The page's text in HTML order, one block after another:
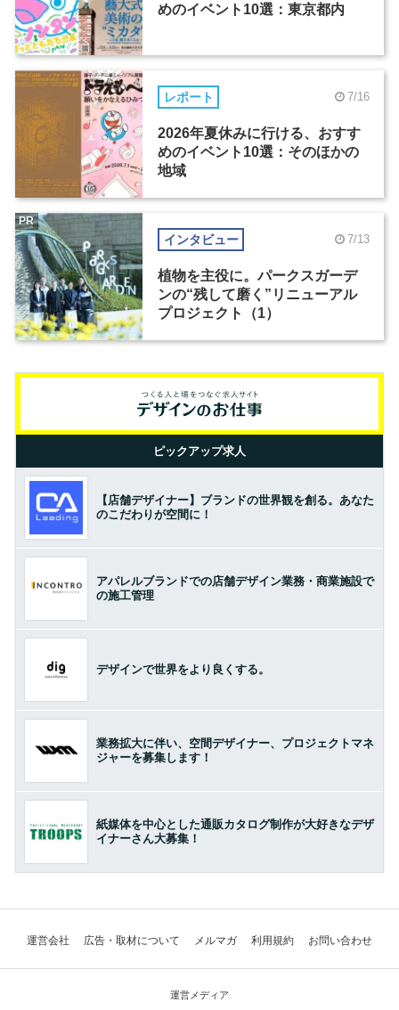
めのイベント10選：東京都内
レポート 7/16
2026年夏休みに行ける、おすす
めのイベント10選：そのほかの
地域
インタビュー 7/13
植物を主役に。パークスガーデ
ンの“残して磨く”リニューアル
プロジェクト（1）
PR
ピックアップ求人
【店舗デザイナー】ブランドの世界観を創る。あなた
のこだわりが空間に！
アパレルブランドでの店舗デザイン業務・商業施設で
の施工管理
デザインで世界をより良くする。
業務拡大に伴い、空間デザイナー、プロジェクトマネ
ジャーを募集します！
紙媒体を中心とした通販カタログ制作が大好きなデザ
イナーさん大募集！
運営会社 広告・取材について メルマガ 利用規約 お問い合わせ
運営メディア